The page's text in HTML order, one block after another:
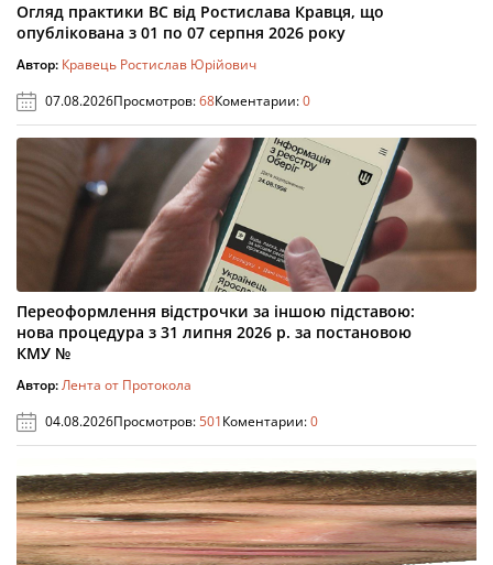
Огляд практики ВС від Ростислава Кравця, що
опублікована з 01 по 07 серпня 2026 року
Автор: Кравець Ростислав Юрійович
07.08.2026Просмотров:68Коментарии:0
Переоформлення відстрочки за іншою підставою:
нова процедура з 31 липня 2026 р. за постановою
КМУ №
Автор:Лента от Протокола
04.08.2026Просмотров:501Коментарии:0